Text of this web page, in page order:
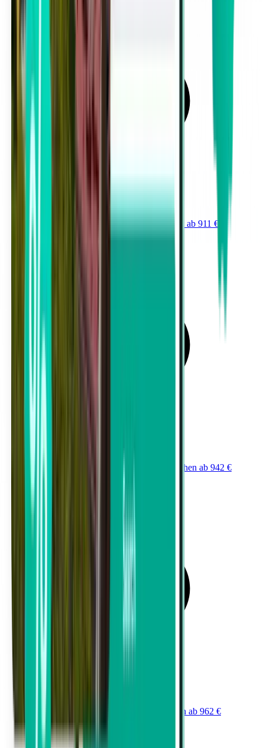
Von Marina di Campo (EBA) nach Berlin ab 911 €
Von Marina di Campo (EBA) nach München ab 942 €
Von Marina di Campo (EBA) nach Zürich ab 962 €